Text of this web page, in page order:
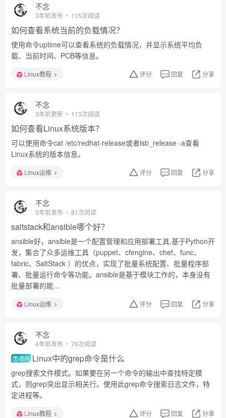
不念
3年前发布 115次阅读
如何查看系统当前的负载情况？
使用命令uptime可以查看系统的负载情况，并显示系统平均负
载、当前时间、PCB等信息。
Linux教程 评分 回复 分享
不念
3年前更新 113次阅读
如何查看Linux系统版本？
可以使用命令cat /etc/redhat-release或者lsb_release -a查看
Linux系统的版本信息。
Linux运维 评分 回复 分享
不念
3年前发布 81次阅读
saltstack和ansible哪个好？
ansible好，ansible是一个配置管理和应用部署工具,基于Python开
发，集合了众多运维工具（puppet、cfengine、chef、func、
fabric、SaltStack ）的优点，实现了批量系统配置、批量程序部
署、批量运行命令等功能。ansible是基于模块工作的，本身没有
批量部署的能...
Linux运维 评分 回复 分享
不念
4年前发布 76次阅读
提问 Linux中的grep命令是什么
grep搜索文件模式。如果要在另一个命令的输出中查找特定模
式，则grep突出显示相关行。使用此grep命令搜索日志文件，特
定进程等。
Linux教程 评分 回复 分享